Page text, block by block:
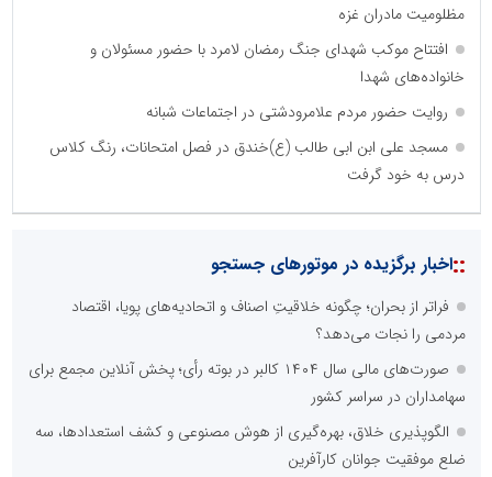
مظلومیت مادران غزه
افتتاح موکب شهدای جنگ رمضان لامرد با حضور مسئولان و
خانواده‌های شهدا
روایت حضور مردم علامرودشتی در اجتماعات شبانه
مسجد علی ابن ابی طالب (ع)خندق در فصل امتحانات، رنگ کلاس
درس به خود گرفت
نظرسنجی
مهمترین نیازمندی ساختار اطلاع رسانی روابط عمومی های نوین کدام
گزینه است؟
راه اندازی خبرگزاری داخلی
همراهی شبکه های اجتماعی و پیام رسان ها
پخش آنلاین تمامی رویدادها
ارائه خدمات آموزشی برای مخاطیان هدف